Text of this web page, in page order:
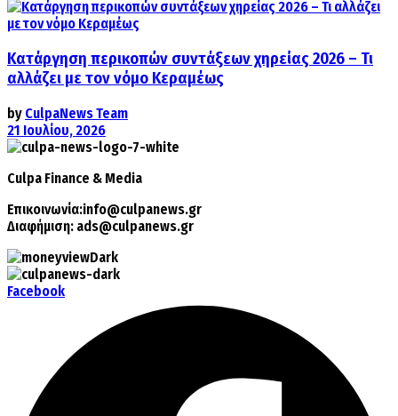
Κατάργηση περικοπών συντάξεων χηρείας 2026 – Τι
αλλάζει με τον νόμο Κεραμέως
by CulpaNews Team
21 Ιουλίου, 2026
Culpa Finance & Media
Επικοινωνία:info@culpanews.gr
Διαφήμιση: ads@culpanews.gr
Facebook